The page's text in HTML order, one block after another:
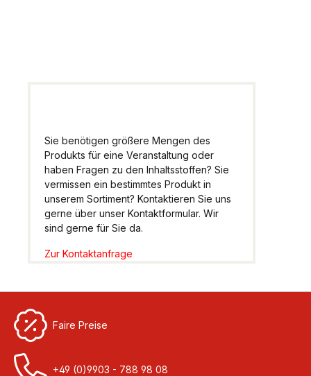
Sie benötigen größere Mengen des
Produkts für eine Veranstaltung oder
haben Fragen zu den Inhaltsstoffen? Sie
vermissen ein bestimmtes Produkt in
unserem Sortiment? Kontaktieren Sie uns
gerne über unser Kontaktformular. Wir
sind gerne für Sie da.
Zur Kontaktanfrage
Faire Preise
+49 (0)9903 - 788 98 08